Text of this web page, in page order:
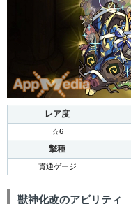
レア度
☆6
撃種
貫通ゲージ
獣神化改のアビリティ